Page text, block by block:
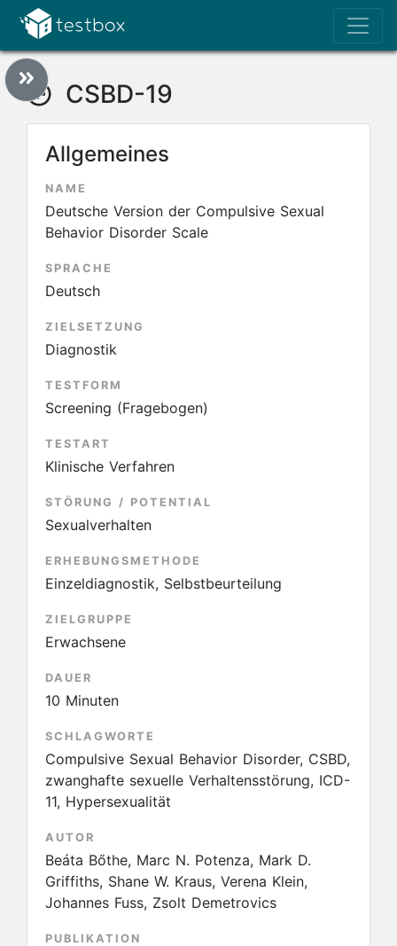
CSBD-19
Allgemeines
NAME
Deutsche Version der Compulsive Sexual
Behavior Disorder Scale
SPRACHE
Deutsch
ZIELSETZUNG
Diagnostik
TESTFORM
Screening (Fragebogen)
TESTART
Klinische Verfahren
STÖRUNG / POTENTIAL
Sexualverhalten
ERHEBUNGSMETHODE
Einzeldiagnostik, Selbstbeurteilung
ZIELGRUPPE
Erwachsene
DAUER
10 Minuten
SCHLAGWORTE
Compulsive Sexual Behavior Disorder, CSBD,
zwanghafte sexuelle Verhaltensstörung, ICD-
11, Hypersexualität
AUTOR
Beáta Bőthe, Marc N. Potenza, Mark D.
Griffiths, Shane W. Kraus, Verena Klein,
Johannes Fuss, Zsolt Demetrovics
PUBLIKATION